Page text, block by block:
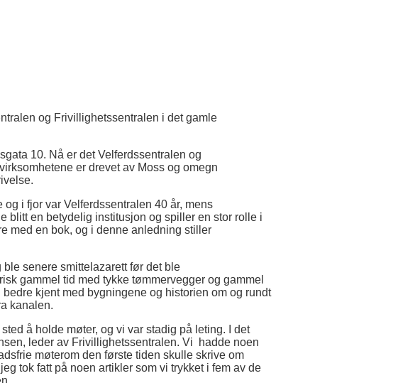
og Frivillighetssentralen i det gamle
10. Nå er det Velferdssentralen og
er drevet av Moss og omegn
i fjor var Velferdssentralen 40 år, mens
blitt en betydelig institusjon og spiller en stor rolle i
med en bok, og i denne anledning stiller
senere smittelazarett før det ble
gammel tid med tykke tømmervegger og gammel
kjent med bygningene og historien om og rundt
kanalen.
å holde møter, og vi var stadig på leting. I det
leder av Frivillighetssentralen. Vi hadde noen
møterom den første tiden skulle skrive om
tok fatt på noen artikler som vi trykket i fem av de